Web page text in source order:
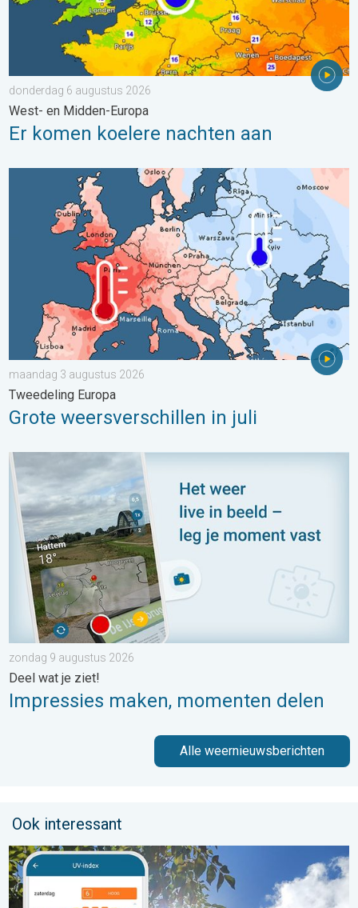
donderdag 6 augustus 2026
West- en Midden-Europa
Er komen koelere nachten aan
Grote weersverschillen in juli. Tweedeling Europa. . .
maandag 3 augustus 2026
Tweedeling Europa
Grote weersverschillen in juli
Impressies maken, momenten delen. Deel wat je ziet!. . .
zondag 9 augustus 2026
Deel wat je ziet!
Impressies maken, momenten delen
Alle weernieuwsberichten
Ook interessant
Zonkracht blijft hoog. Ondanks aangename lucht. . . zaterdag